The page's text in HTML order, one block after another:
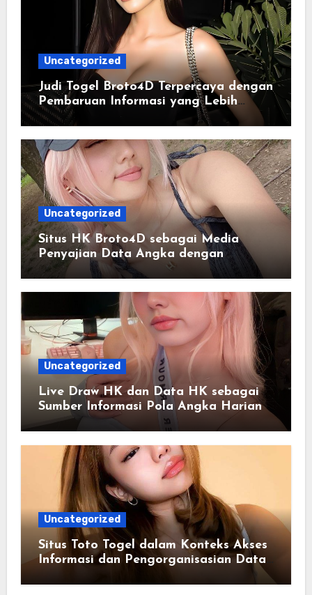
Uncategorized
Judi Togel Broto4D Terpercaya dengan
Pembaruan Informasi yang Lebih
Konsisten
Uncategorized
Situs HK Broto4D sebagai Media
Penyajian Data Angka dengan
Pendekatan Informasi Modern
Uncategorized
Live Draw HK dan Data HK sebagai
Sumber Informasi Pola Angka Harian
Uncategorized
Situs Toto Togel dalam Konteks Akses
Informasi dan Pengorganisasian Data